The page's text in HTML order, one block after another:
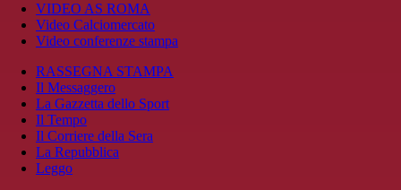
VIDEO AS ROMA
Video Calciomercato
Video conferenze stampa
RASSEGNA STAMPA
Il Messaggero
La Gazzetta dello Sport
Il Tempo
Il Corriere della Sera
La Repubblica
Leggo